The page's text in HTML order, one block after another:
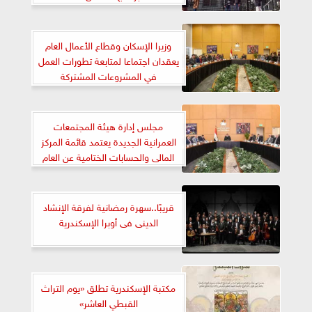
وزيرا الإسكان وقطاع الأعمال العام
يعقدان اجتماعا لمتابعة تطورات العمل
في المشروعات المشتركة
مجلس إدارة هيئة المجتمعات
العمرانية الجديدة يعتمد قائمة المركز
المالى والحسابات الختامية عن العام
المالي 2024/2023
قريبًا..سهرة رمضانية لفرقة الإنشاد
الدينى فى أوبرا الإسكندرية
مكتبة الإسكندرية تطلق «يوم التراث
القبطي العاشر»